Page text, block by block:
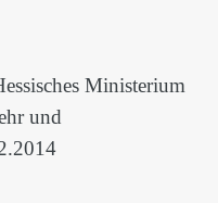
Ministerium
und